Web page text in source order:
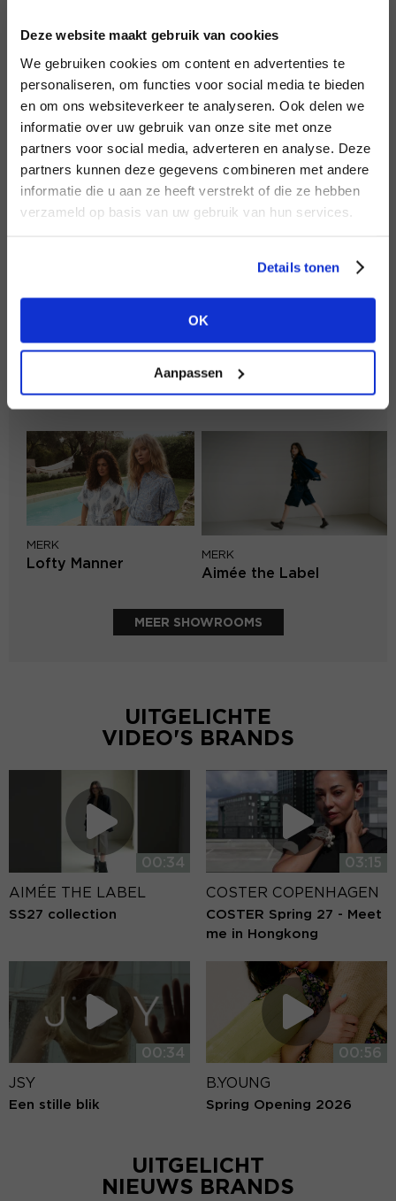
Deze website maakt gebruik van cookies
We gebruiken cookies om content en advertenties te
personaliseren, om functies voor social media te bieden
en om ons websiteverkeer te analyseren. Ook delen we
informatie over uw gebruik van onze site met onze
partners voor social media, adverteren en analyse. Deze
partners kunnen deze gegevens combineren met andere
informatie die u aan ze heeft verstrekt of die ze hebben
verzameld op basis van uw gebruik van hun services.
Details tonen
OK
Aanpassen
INLOGGEN
Wachtwoord
INLOGGEN
NOG GEEN ACCOUNT?
HEB JE NOG GEEN
ACCOUNT?
aan of bekijk de andere mogelijkheden.
BEKIJK ALLE OPTIES
MERK
Circle of Trust
Second female
MERK
MERK
PENN&INK N.Y
MERK
Lofty Manner
MERK
Aimée the Label
MEER SHOWROOMS
UITGELICHTE
VIDEO'S BRANDS
00:34
AIMÉE THE LABEL
SS27 collection
03:15
COSTER COPENHAGEN
COSTER Spring 27 - Meet
me in Hongkong
00:34
JSY
Een stille blik
00:56
B.YOUNG
Spring Opening 2026
UITGELICHT
NIEUWS BRANDS